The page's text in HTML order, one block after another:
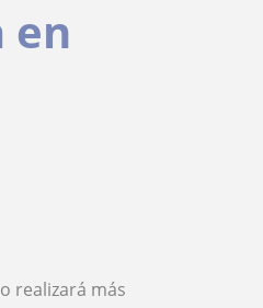
en
realizará más